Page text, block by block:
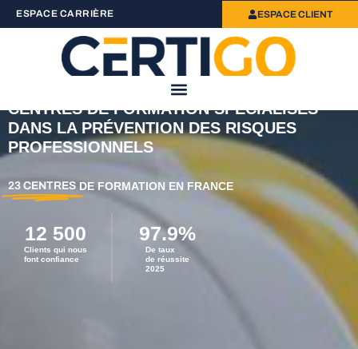
ESPACE CARRIÈRE ESPACE CLIENT
CENTRES DE FORMATION SPÉCIALISÉS
DANS LA PRÉVENTION DES RISQUES
PROFESSIONNELS
23 CENTRES DE FORMATION EN FRANCE
Clients qui nous
font confiance
12 500
De taux
de réussite
2025
97.9%